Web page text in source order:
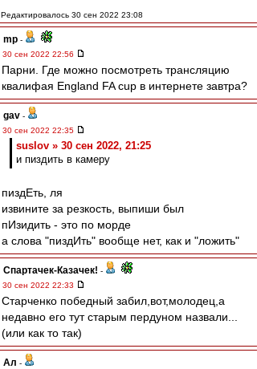
Редактировалось 30 сен 2022 23:08
mp -
30 сен 2022 22:56
Парни. Где можно посмотреть трансляцию
квалифая England FA cup в интернете завтра?
gav -
30 сен 2022 22:35
suslov » 30 сен 2022, 21:25
и пиздить в камеру
пиздЕть, ля
извините за резкость, выпиши был
пИзидить - это по морде
а слова "пиздИть" вообще нет, как и "ложить"
Спартачек-Казачек! -
30 сен 2022 22:33
Старченко победный забил,вот,молодец,а
недавно его тут старым пердуном назвали...
(или как то так)
Ал -